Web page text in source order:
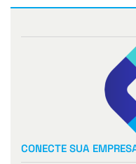
CONECTE SUA